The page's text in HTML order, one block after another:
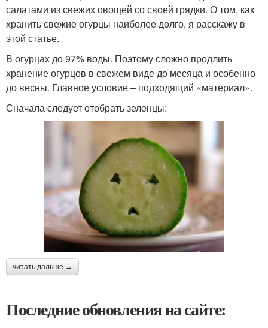
салатами из свежих овощей со своей грядки. О том, как
хранить свежие огурцы наиболее долго, я расскажу в
этой статье.
В огурцах до 97% воды. Поэтому сложно продлить
хранение огурцов в свежем виде до месяца и особенно
до весны. Главное условие – подходящий «материал».
Сначала следует отобрать зеленцы:
читать дальше →
Последние обновления на сайте: